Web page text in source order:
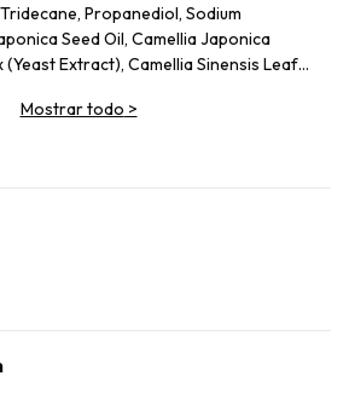
Propanediol, Sodium
Seed Oil, Camellia Japonica
Extract), Camellia Sinensis Leaf
Acid, Parfum (Fragrance), Adenosine,
Mostrar todo >